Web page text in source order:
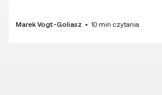
Marek Vogt-Goliasz • 10 min czytania